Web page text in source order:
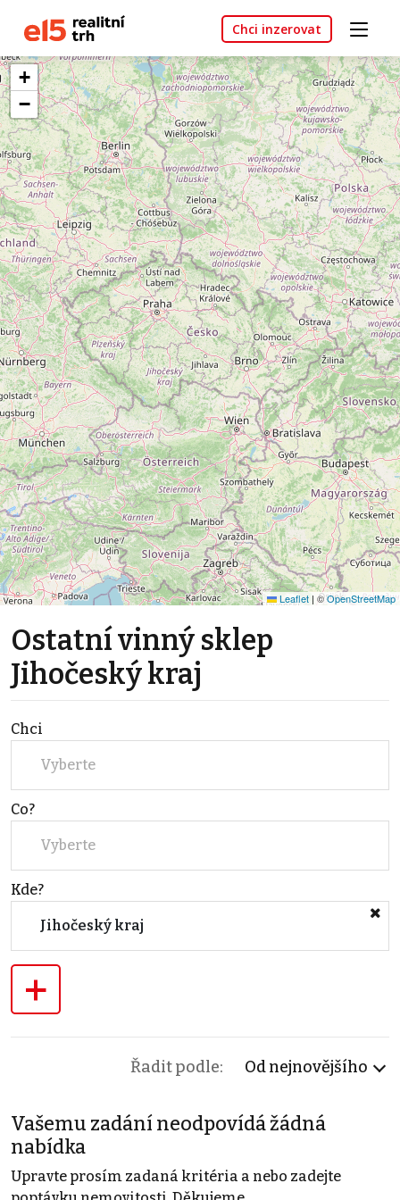
Chci inzerovat
+
−
Leaflet | ©OpenStreetMap
Ostatní vinný sklep
Jihočeský kraj
Chci
Vyberte
Co?
Vyberte
Kde?
Jihočeský kraj
+
Řadit podle: Od nejnovějšího
Vašemu zadání neodpovídá žádná
nabídka
Upravte prosím zadaná kritéria a nebo zadejte